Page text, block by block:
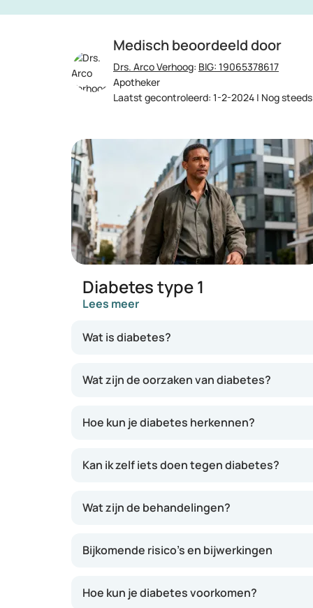
Medisch beoordeeld door
Drs. Arco Verhoog: BIG: 19065378617
Apotheker
Laatst gecontroleerd: 1-2-2024 | Nog
Diabetes type 1
Lees meer
Wat is diabetes?
diabetes zit er te veel suiker in het bloed,
Diabetes Type 1
Zwangerschapsdiabetes
LADA (langzame vorm van type 1. Het
Wat zijn de oorzaken van diabetes?
Hoe kun je diabetes herkennen?
Kan ik zelf iets doen tegen diabetes?
Wat zijn de behandelingen?
Bijkomende risico’s en bijwerkingen
Hoe kun je diabetes voorkomen?